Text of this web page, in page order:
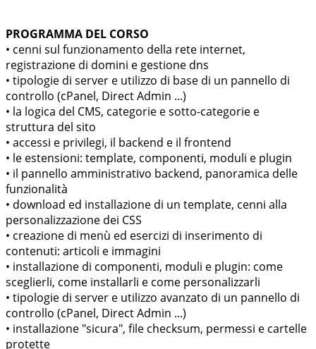
PROGRAMMA DEL CORSO
• cenni sul funzionamento della rete internet,
registrazione di domini e gestione dns
• tipologie di server e utilizzo di base di un pannello di
controllo (cPanel, Direct Admin ...)
• la logica del CMS, categorie e sotto-categorie e
struttura del sito
• accessi e privilegi, il backend e il frontend
• le estensioni: template, componenti, moduli e plugin
• il pannello amministrativo backend, panoramica delle
funzionalità
• download ed installazione di un template, cenni alla
personalizzazione dei CSS
• creazione di menù ed esercizi di inserimento di
contenuti: articoli e immagini
• installazione di componenti, moduli e plugin: come
sceglierli, come installarli e come personalizzarli
• tipologie di server e utilizzo avanzato di un pannello di
controllo (cPanel, Direct Admin ...)
• installazione "sicura", file checksum, permessi e cartelle
protette